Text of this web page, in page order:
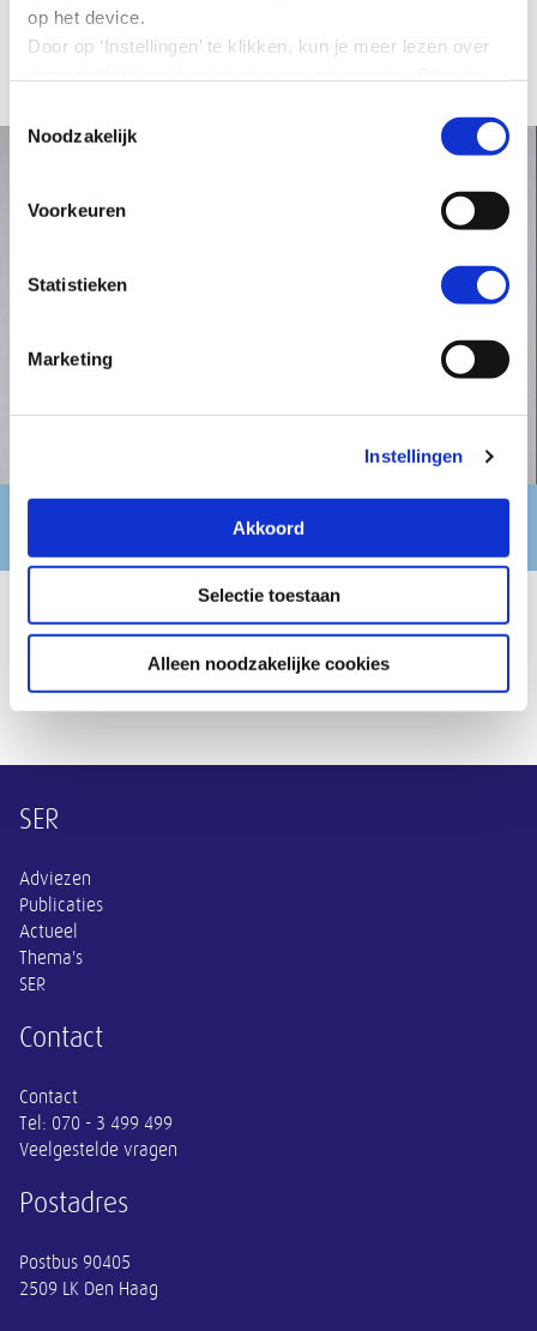
op het device.
Door op ‘Instellingen’ te klikken, kun je meer lezen over
alle cookies zoals omschreven in onze cookieverklaring
in deze cookiebanner. Door op ‘Alleen noodzakelijke
noodzakelijke cookies.
lezen in onze
Noodzakelijk
Voorkeuren
Statistieken
Marketing
Instellingen
Akkoord
Selectie toestaan
Alleen noodzakelijke cookies
Overige informatie
SER
Adviezen
Publicaties
Actueel
Thema's
SER
Contact
Contact
Tel: 070 - 3 499 499
Veelgestelde vragen
Postadres
Postbus 90405
2509 LK Den Haag